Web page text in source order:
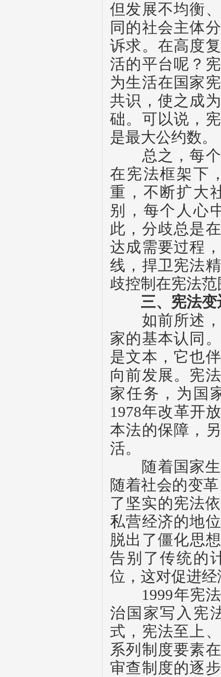
但发展不均衡
同的社会主体
诉求。在高度
活的平台呢？
为生活在国家
共识，使之成
础。可以说，
是最大公约数。
总之，每个
在宪法框架下
重，不断扩大
别，每个人心
此，分歧总是
达成需要过程
线，捍卫宪法
歧控制在宪法
三、宪法变
如前所述，
家的基本认同
是文本，它也
向前发展。宪
家任务，为国
1978年改革开
本法的保障，
活。
随着国家生
随着社会的变
了坚实的宪法
私营经济的地
脱出了僵化思
告别了传统的
位，这对促进
1999年宪
治国家写入宪
式，宪法至上
系列制度要素
审查制度的逐